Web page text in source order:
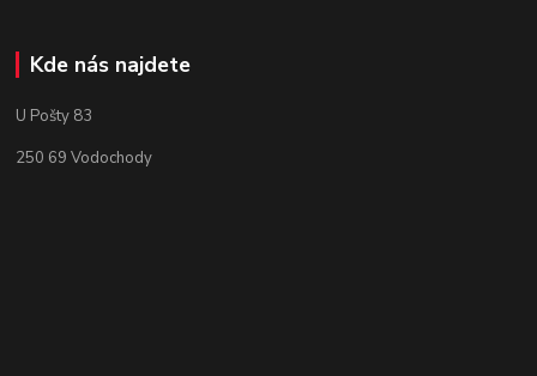
Kde nás najdete
U Pošty 83
250 69 Vodochody